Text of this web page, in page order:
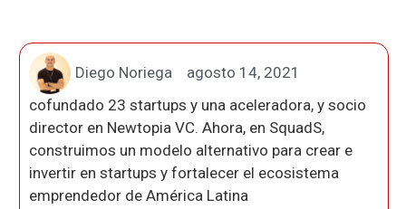
Diego Noriega
agosto 14, 2021
cofundado 23 startups y una aceleradora, y socio
director en Newtopia VC. Ahora, en SquadS,
construimos un modelo alternativo para crear e
invertir en startups y fortalecer el ecosistema
emprendedor de América Latina